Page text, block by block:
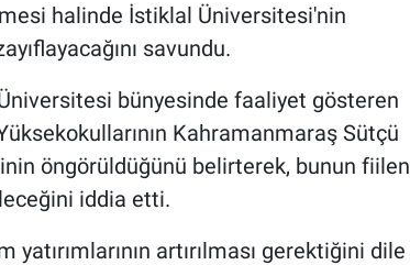
halinde İstiklal Üniversitesi'nin
savundu.
bünyesinde faaliyet gösteren
Kahramanmaraş Sütçü
öngörüldüğünü belirterek, bunun fiilen
iddia etti.
artırılması gerektiğini dile